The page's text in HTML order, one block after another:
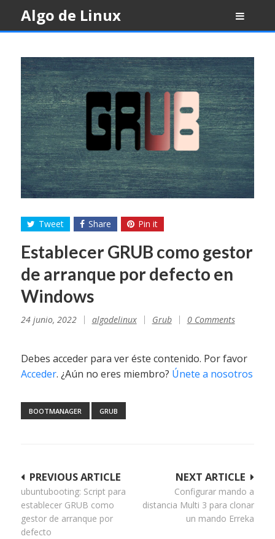
content
Algo de Linux
Tweet Share Pin it
Establecer GRUB como gestor
de arranque por defecto en
Windows
24 junio, 2022 algodelinux Grub 0 Comments
Debes acceder para ver éste contenido. Por favor
Acceder. ¿Aún no eres miembro? Únete a nosotros
BOOTMANAGER GRUB
Navegación
de
entradas
NEXT ARTICLE
Configurar mando a
distancia Multi 3 para clonar
un mando Erreka
PREVIOUS ARTICLE
ubuntubooting: Script para
establecer GRUB como
gestor de arranque por
defecto